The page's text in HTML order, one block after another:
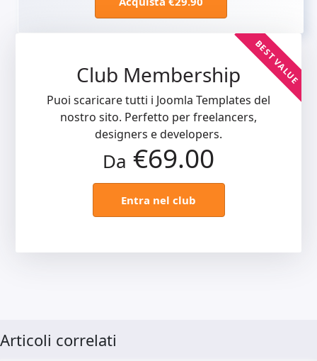
Club Membership BEST VALUE
Puoi scaricare tutti i Joomla Templates del
nostro sito. Perfetto per freelancers,
designers e developers.
Da €69.00
Entra nel club
Articoli correlati